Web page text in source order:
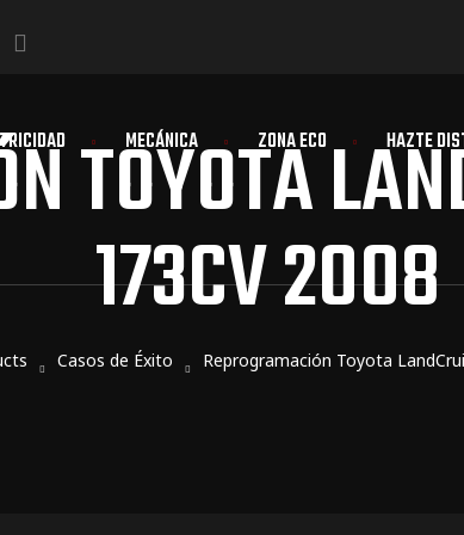
MECÁNICA ZONA ECO HAZTE
TOYOTA
173CV 2008
Casos de Éxito Reprogramación Toyota